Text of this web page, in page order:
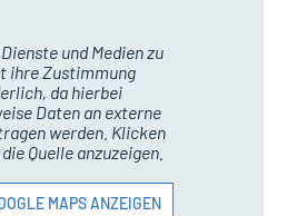
und Medien zu
ihre Zustimmung
da hierbei
Daten an externe
werden. Klicken
Quelle anzuzeigen.
MAPS ANZEIGEN